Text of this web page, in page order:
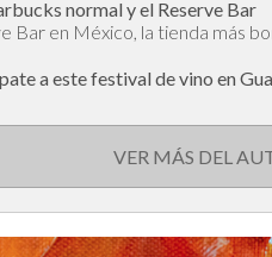
normal y el Reserve Bar
Bar en México, la tienda más
a este festival de vino en
VER MÁS DEL